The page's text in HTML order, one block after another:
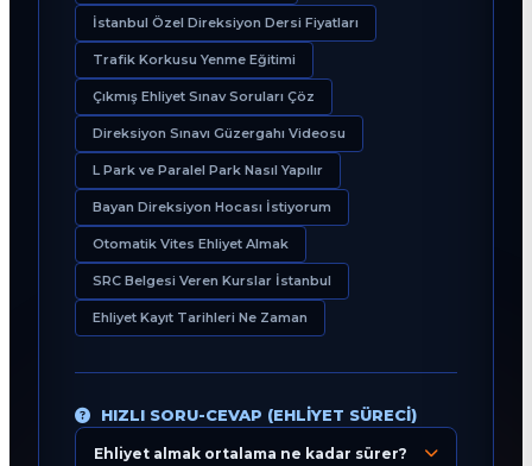
İstanbul Özel Direksiyon Dersi Fiyatları
Trafik Korkusu Yenme Eğitimi
Çıkmış Ehliyet Sınav Soruları Çöz
Direksiyon Sınavı Güzergahı Videosu
L Park ve Paralel Park Nasıl Yapılır
Bayan Direksiyon Hocası İstiyorum
Otomatik Vites Ehliyet Almak
SRC Belgesi Veren Kurslar İstanbul
Ehliyet Kayıt Tarihleri Ne Zaman
HIZLI SORU-CEVAP (EHLIYET SÜRECI)
Ehliyet almak ortalama ne kadar sürer?
Eğitim Danışmanı